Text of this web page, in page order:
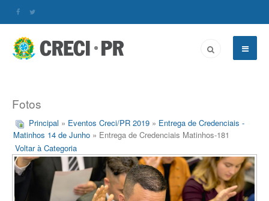
Fotos
Principal » Eventos Creci/PR 2019 » Entrega de Credenciais -
Matinhos 14 de Junho » Entrega de Credenciais Matinhos-181
Voltar à Categoria